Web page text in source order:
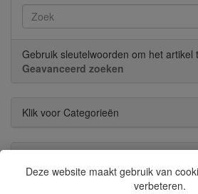
Deze website maakt gebruik van
verbeteren.
Gebruik sleutelwoorden om het artikel
Geavanceerd zoeken
Klik voor Categorieën